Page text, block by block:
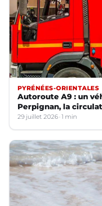
PYRÉNÉES-ORIENTALES
Autoroute A9 : un
Perpignan, la
29 juillet 2026 1 min